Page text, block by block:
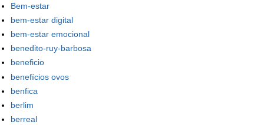
Bem-estar
bem-estar digital
bem-estar emocional
benedito-ruy-barbosa
beneficio
benefícios ovos
benfica
berlim
berreal